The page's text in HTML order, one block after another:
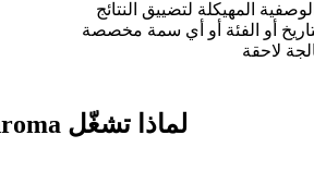
الوصفية المهيكلة لتضييق النتائج
أو الفئة أو أي سمة مخصصة
لماذا تشغّل Chroma على Hostinger؟